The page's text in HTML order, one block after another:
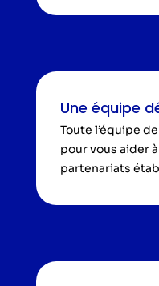
Une équipe
Toute l’équipe
pour vous aider
partenariats